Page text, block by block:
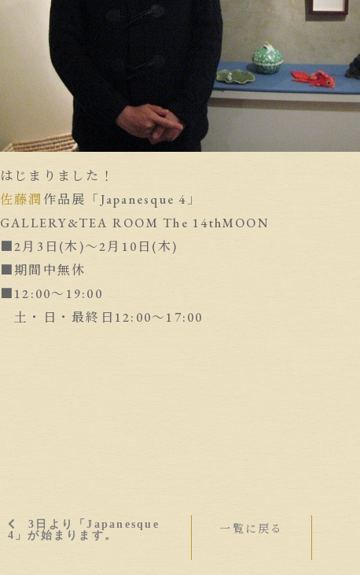
はじまりました！
佐藤潤作品展「Japanesque 4」
GALLERY&TEA ROOM The 14thMOON
■2月3日(木)〜2月10日(木)
■期間中無休
■12:00〜19:00
土・日・最終日12:00〜17:00
3日より「Japanesque
4」が始まります。
一覧に戻る